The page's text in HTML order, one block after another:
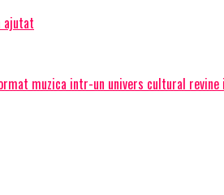
ajutat
muzica intr-un univers cultural revine